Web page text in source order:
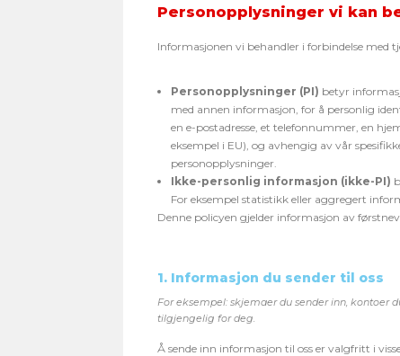
Personopplysninger vi kan
Informasjonen vi behandler i forbindelse med
Personopplysninger (PI) betyr
med annen informasjon, for å personlig
en e-postadresse, et telefonnummer, en
eksempel i EU), og avhengig av vår
personopplysninger.
Ikke-personlig informasjon (ikke-PI)
For eksempel statistikk eller aggregert
Denne policyen gjelder informasjon av
1. Informasjon du sender til oss
For eksempel: skjemaer du sender inn, kontoer
tilgjengelig for deg.
Å sende inn informasjon til oss er valgfritt i